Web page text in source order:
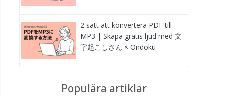
2 sätt att konvertera PDF till
MP3 | Skapa gratis ljud med 文
字起こしさん × Ondoku
Populära artiklar